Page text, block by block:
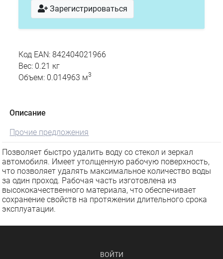
Зарегистрироваться
Код EAN: 842404021966
Вес: 0.21 кг
Объем: 0.014963 м3
Описание
Прочие предложения
Позволяет быстро удалить воду со стекол и зеркал
автомобиля. Имеет утолщенную рабочую поверхность,
что позволяет удалять максимальное количество воды
за один проход. Рабочая часть изготовлена из
высококачественного материала, что обеспечивает
сохранение свойств на протяжении длительного срока
эксплуатации.
ВОЙТИ